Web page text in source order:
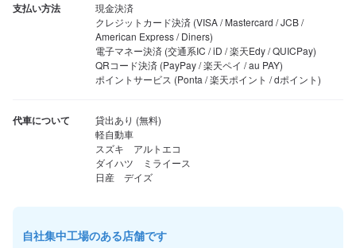
支払い方法
現金決済
クレジットカード決済 (VISA / Mastercard / JCB /
American Express / Diners)
電子マネー決済 (交通系IC / iD / 楽天Edy / QUICPay)
QRコード決済 (PayPay / 楽天ペイ / au PAY)
ポイントサービス (Ponta / 楽天ポイント / dポイント)
代車について
貸出あり (無料)
軽自動車
スズキ　アルトエコ
ダイハツ　ミライース
日産　デイズ
自社集中工場のある店舗です